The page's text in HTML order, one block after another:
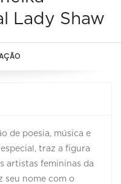
Lady Shaw
de poesia, música e
traz a figura
artistas femininas da
seu nome com o